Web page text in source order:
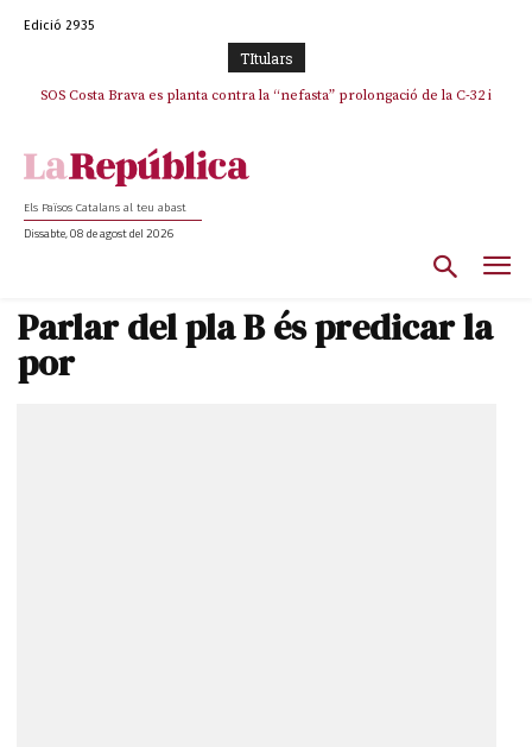
Edició 2935
TItulars
SOS Costa Brava es planta contra la “nefasta” prolongació de la C-32 i
La memòria viva de Josep Sunyol uneix l’esport i la cultura en un emotiu
Els Països Catalans al teu abast
Dissabte, 08 de agost del 2026
Parlar del pla B és predicar la
por